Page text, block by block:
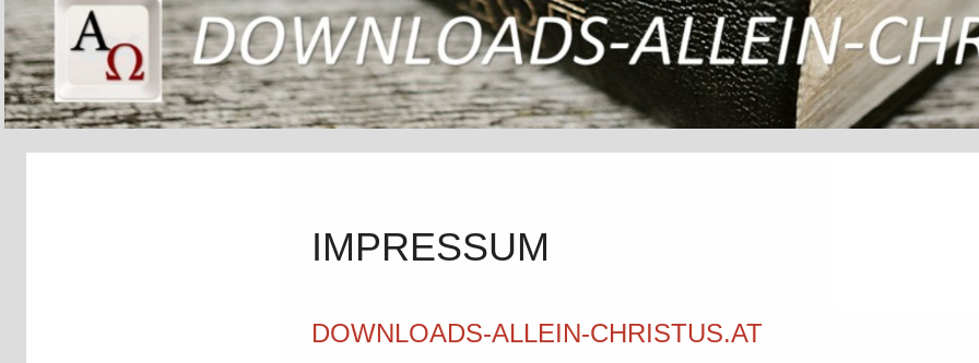
IMPRESSUM
DOWNLOADS-ALLEIN-CHRISTUS.AT